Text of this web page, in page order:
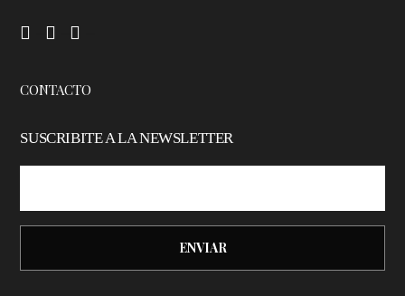
CONTACTO
SUSCRIBITE A LA NEWSLETTER